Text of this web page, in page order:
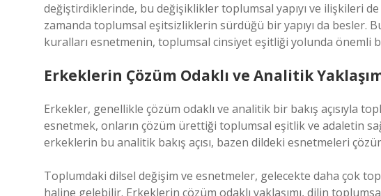
değiştirdiklerinde, bu değişiklikler toplumsal yapıyı ve ilişkileri de
zamanda toplumsal eşitsizliklerin sürdüğü bir yapıyı da besler.
kuralları esnetmenin, toplumsal cinsiyet eşitliği yolunda önemli
Erkeklerin Çözüm Odaklı ve Analitik
Erkekler, genellikle çözüm odaklı ve analitik bir bakış açısıyla
esnetmek, onların çözüm ürettiği toplumsal eşitlik ve adaletin
erkeklerin bu analitik bakış açısı, bazen dildeki esnetmeleri
Toplumdaki dilsel değişim ve esnetmeler, gelecekte daha çok
haline gelebilir. Erkeklerin çözüm odaklı yaklaşımı, dilin